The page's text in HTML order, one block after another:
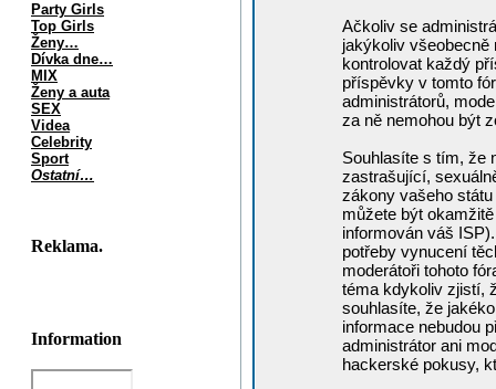
Party Girls
Top Girls
Ženy…
Dívka dne…
MIX
Ženy a auta
SEX
Videa
Celebrity
Sport
Ostatní…
Reklama.
Information
Ačkoliv se
jakýkoliv všeobecně
kontrolovat každý
příspěvky v tomto
administrátorů,
za ně nemohou být
Souhlasíte s tím, že
zastrašující,
zákony vašeho
můžete být
informován váš
potřeby vynucení
moderátoři tohoto
téma kdykoliv zjistí,
souhlasíte, že
informace nebudou
administrátor ani
hackerské pokusy,